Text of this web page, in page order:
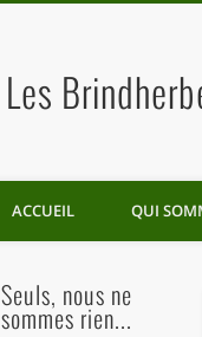
Les
ACCUEIL QUI
Seuls, nous ne
sommes rien...